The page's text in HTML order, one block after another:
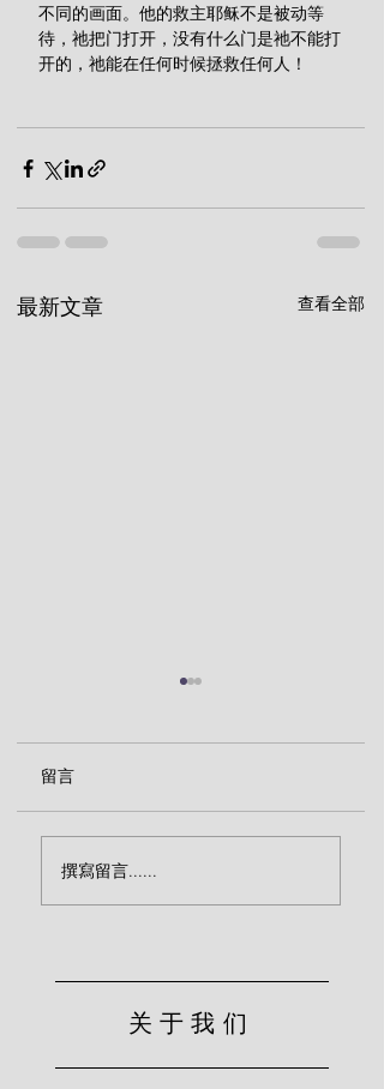
不同的画面。他的救主耶稣不是被动等
待，祂把门打开，没有什么门是祂不能打
开的，祂能在任何时候拯救任何人！
最新文章 查看全部
克）
留言
撰寫留言......
关于我们